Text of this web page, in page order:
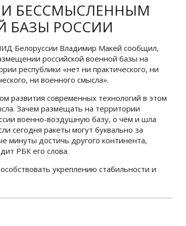
БЕССМЫСЛЕННЫМ
БАЗЫ РОССИИ
Белоруссии Владимир Макей сообщил,
российской военной базы на
республики «нет ни практического, ни
ни военного смысла».
развития современных технологий в этом
Зачем размещать на территории
военно-воздушную базу, о чём и шла
сегодня ракеты могут буквально за
минуты достичь другого континента,
РБК его слова.
укреплению стабильности и